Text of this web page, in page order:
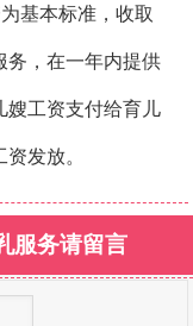
基本标准，收取
务，在一年内提供
嫂工资支付给育儿
发放。
服务请留言